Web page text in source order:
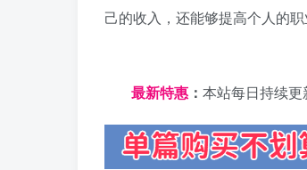
己的收入，还能够提高个人的
最新特惠 ： 本站每日持续